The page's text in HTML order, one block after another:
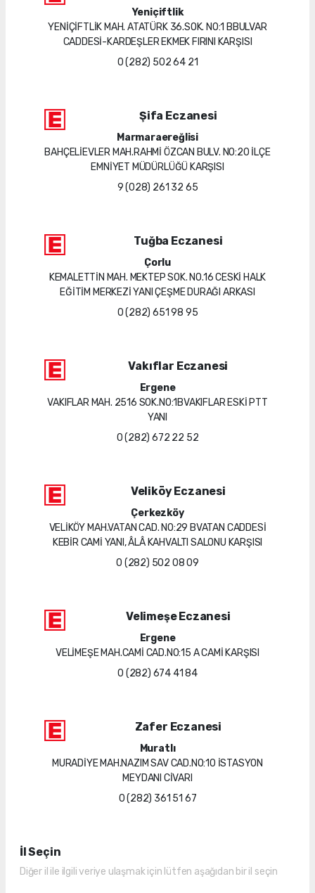
Yeniçiftlik
YENİÇİFTLİK MAH. ATATÜRK 36.SOK. NO:1 BBULVAR
CADDESİ-KARDEŞLER EKMEK FIRINI KARŞISI
0 (282) 502 64 21
Şifa Eczanesi
Marmaraereğlisi
BAHÇELİEVLER MAH.RAHMİ ÖZCAN BULV. NO:20 İLÇE
EMNİYET MÜDÜRLÜĞÜ KARŞISI
9 (028) 261 32 65
Tuğba Eczanesi
Çorlu
KEMALETTİN MAH. MEKTEP SOK. NO.16 CESKİ HALK
EĞİTİM MERKEZİ YANI ÇEŞME DURAĞI ARKASI
0 (282) 651 98 95
Vakıflar Eczanesi
Ergene
VAKIFLAR MAH. 2516 SOK.NO:1BVAKIFLAR ESKİ PTT
YANI
0 (282) 672 22 52
Veliköy Eczanesi
Çerkezköy
VELİKÖY MAH.VATAN CAD. NO:29 BVATAN CADDESİ
KEBİR CAMİ YANI, ÂLÂ KAHVALTI SALONU KARŞISI
0 (282) 502 08 09
Velimeşe Eczanesi
Ergene
VELİMEŞE MAH.CAMİ CAD.NO:15 A CAMİ KARŞISI
0 (282) 674 41 84
Zafer Eczanesi
Muratlı
MURADİYE MAH.NAZIM SAV CAD.NO:10 İSTASYON
MEYDANI CİVARI
0 (282) 361 51 67
İl Seçin
Diğer il ile ilgili veriye ulaşmak için lütfen aşağıdan bir il seçin